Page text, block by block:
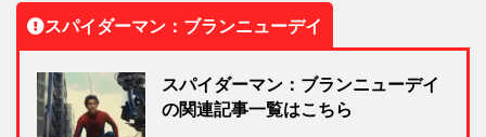
スパイダーマン：ブランニューデイ
スパイダーマン：ブランニューデイ
の関連記事一覧はこちら